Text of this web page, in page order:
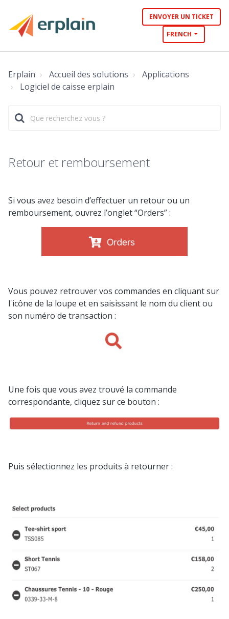
ENVOYER UN TICKET
FRENCH
Erplain Accueil des solutions
Applications
Logiciel de caisse erplain
Retour et remboursement
Si vous avez besoin d’effectuer un retour ou un
remboursement, ouvrez l’onglet “Orders” :
Vous pouvez retrouver vos commandes en cliquant sur
l'icône de la loupe et en saisissant le nom du client ou
son numéro de transaction :
Une fois que vous avez trouvé la commande
correspondante, cliquez sur ce bouton :
Puis sélectionnez les produits à retourner :